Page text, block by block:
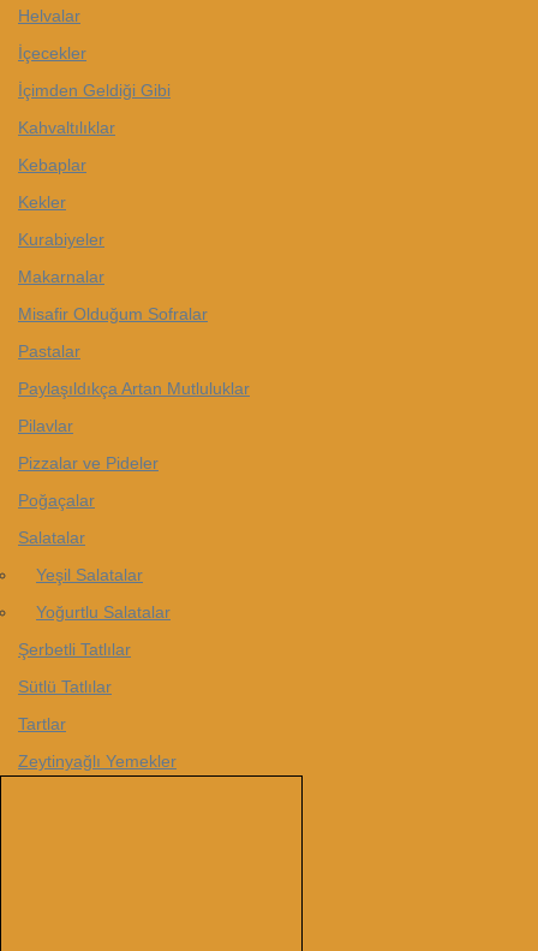
Helvalar
İçecekler
İçimden Geldiği Gibi
Kahvaltılıklar
Kebaplar
Kekler
Kurabiyeler
Makarnalar
Misafir Olduğum Sofralar
Pastalar
Paylaşıldıkça Artan Mutluluklar
Pilavlar
Pizzalar ve Pideler
Poğaçalar
Salatalar
Yeşil Salatalar
Yoğurtlu Salatalar
Şerbetli Tatlılar
Sütlü Tatlılar
Tartlar
Zeytinyağlı Yemekler